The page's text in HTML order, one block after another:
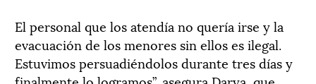
El personal que los atendía no quería irse y la
evacuación de los menores sin ellos es ilegal.
Estuvimos persuadiéndolos durante tres días y